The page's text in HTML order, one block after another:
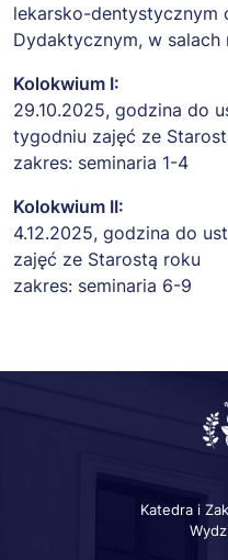
lekarsko-dentystycznym
Dydaktycznym, w salach
Kolokwium I:
29.10.2025, godzina do
tygodniu zajęć ze
zakres: seminaria 1-4
Kolokwium II:
4.12.2025, godzina do
zajęć ze Starostą roku
zakres: seminaria 6-9
Katedra i